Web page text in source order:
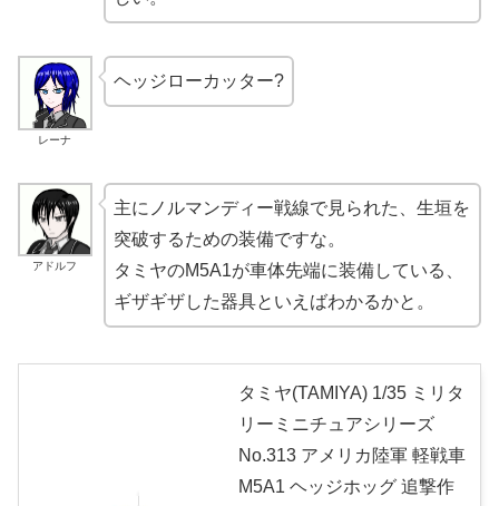
レーナ
ヘッジローカッター?
アドルフ
主にノルマンディー戦線で見られた、生垣を
突破するための装備ですな。
タミヤのM5A1が車体先端に装備している、
ギザギザした器具といえばわかるかと。
タミヤ(TAMIYA) 1/35 ミリタ
リーミニチュアシリーズ
No.313 アメリカ陸軍 軽戦車
M5A1 ヘッジホッグ 追撃作